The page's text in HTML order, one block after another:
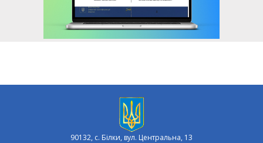
90132, с. Білки, вул. Центральна, 13